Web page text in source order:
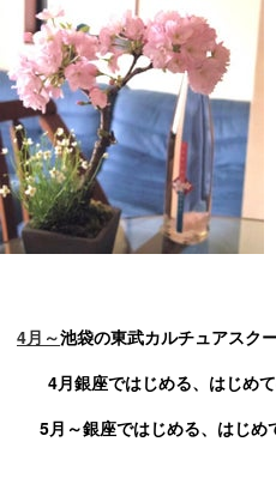
4月～池袋の東武カルチュアスク
4月銀座ではじめる、はじめ
5月～銀座ではじめる、はじ